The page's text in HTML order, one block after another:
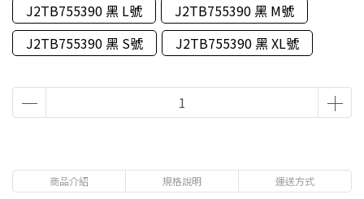
J2TB755390 黑 L號
J2TB755390 黑 M號
J2TB755390 黑 S號
J2TB755390 黑 XL號
商品介紹 規格說明 運送方式